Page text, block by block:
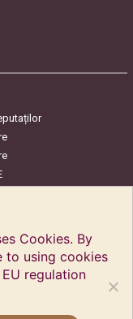
Cookies. By
to using cookies
regulation